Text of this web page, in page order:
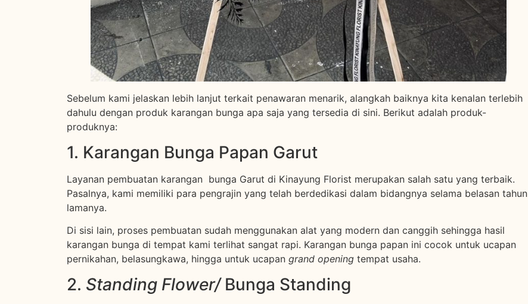
Sebelum kami jelaskan lebih lanjut terkait penawaran menarik, alangkah baiknya kita kenalan terlebih
dahulu dengan produk karangan bunga apa saja yang tersedia di sini. Berikut adalah produk-
produknya:
1. Karangan Bunga Papan Garut
Layanan pembuatan karangan bunga Garut di Kinayung Florist merupakan salah satu yang terbaik.
Pasalnya, kami memiliki para pengrajin yang telah berdedikasi dalam bidangnya selama belasan tahun
lamanya.
Di sisi lain, proses pembuatan sudah menggunakan alat yang modern dan canggih sehingga hasil
karangan bunga di tempat kami terlihat sangat rapi. Karangan bunga papan ini cocok untuk ucapan
pernikahan, belasungkawa, hingga untuk ucapan grand opening tempat usaha.
2. Standing Flower/ Bunga Standing